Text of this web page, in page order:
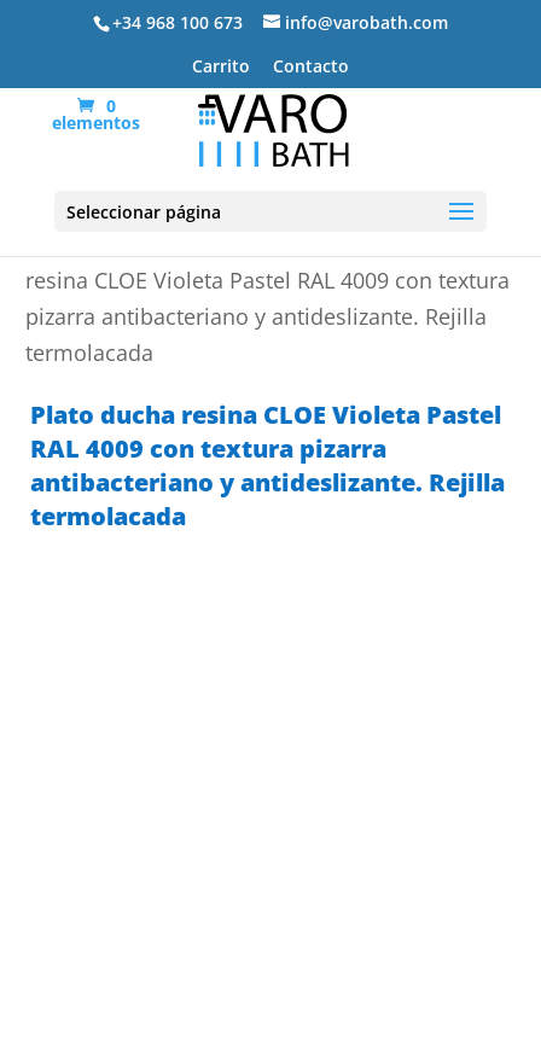
+34 968 100 673
info@varobath.com
Carrito
Contacto
0
elementos
Seleccionar página
resina CLOE Violeta Pastel RAL 4009 con textura
pizarra antibacteriano y antideslizante. Rejilla
termolacada
Plato ducha resina CLOE Violeta Pastel
RAL 4009 con textura pizarra
antibacteriano y antideslizante. Rejilla
termolacada